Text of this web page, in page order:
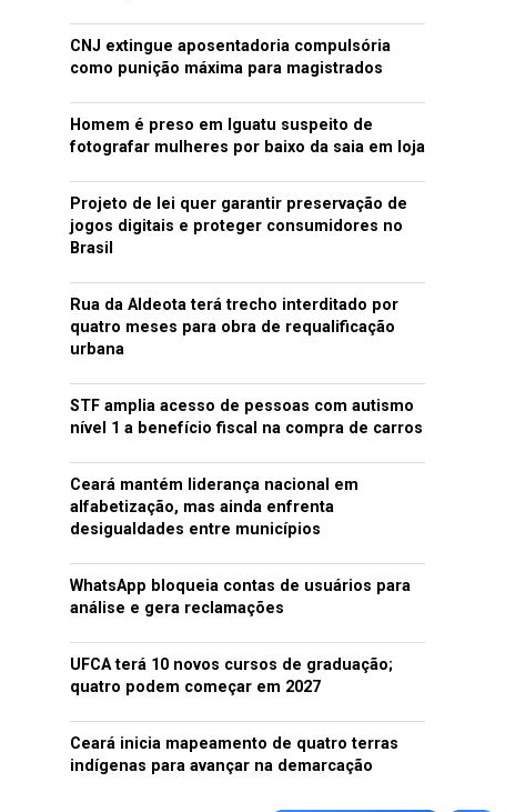
CNJ extingue aposentadoria compulsória
como punição máxima para magistrados
Homem é preso em Iguatu suspeito de
fotografar mulheres por baixo da saia em loja
Projeto de lei quer garantir preservação de
jogos digitais e proteger consumidores no
Brasil
Rua da Aldeota terá trecho interditado por
quatro meses para obra de requalificação
urbana
STF amplia acesso de pessoas com autismo
nível 1 a benefício fiscal na compra de carros
Ceará mantém liderança nacional em
alfabetização, mas ainda enfrenta
desigualdades entre municípios
WhatsApp bloqueia contas de usuários para
análise e gera reclamações
UFCA terá 10 novos cursos de graduação;
quatro podem começar em 2027
Ceará inicia mapeamento de quatro terras
indígenas para avançar na demarcação